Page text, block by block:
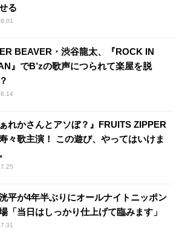
る
BEAVER・渋谷龍太、『ROCK IN
』でB’zの歌声につられて楽屋を脱
ぁれかさんとアソぼ？』FRUITS ZIPPER
々歌主演！ この遊び、やってはいけま
平が4年半ぶりにオールナイトニッポン
「当日はしっかり仕上げて臨みます」